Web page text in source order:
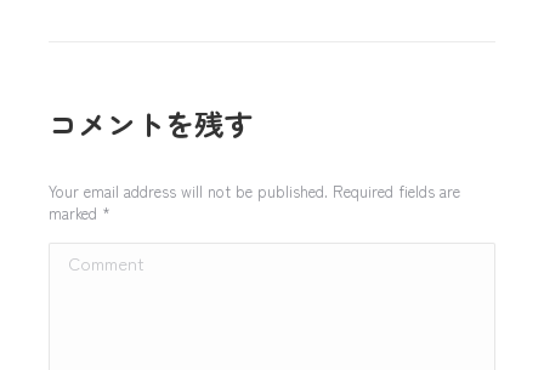
コメントを残す
Your email address will not be published. Required fields are
marked *
Comment